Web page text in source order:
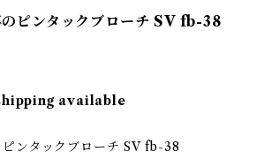
のピンタックブローチ SV fb-38
available
ンタックブローチ SV fb-38